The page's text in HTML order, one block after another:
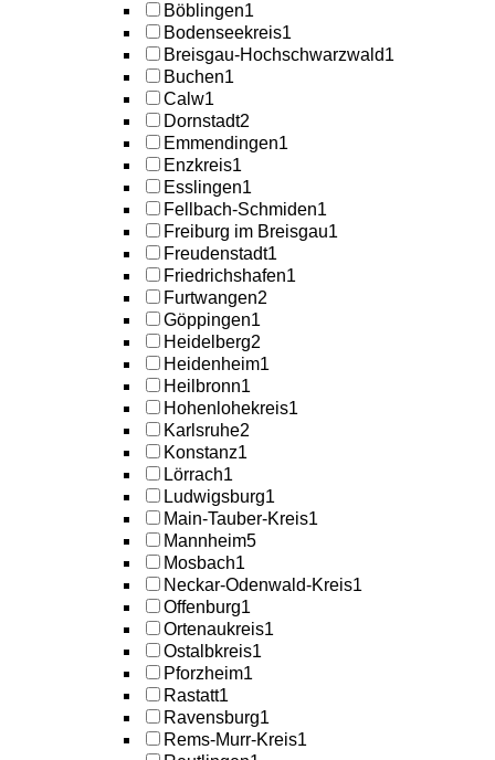
Böblingen1
Bodenseekreis1
Breisgau-Hochschwarzwald1
Buchen1
Calw1
Dornstadt2
Emmendingen1
Enzkreis1
Esslingen1
Fellbach-Schmiden1
Freiburg im Breisgau1
Freudenstadt1
Friedrichshafen1
Furtwangen2
Göppingen1
Heidelberg2
Heidenheim1
Heilbronn1
Hohenlohekreis1
Karlsruhe2
Konstanz1
Lörrach1
Ludwigsburg1
Main-Tauber-Kreis1
Mannheim5
Mosbach1
Neckar-Odenwald-Kreis1
Offenburg1
Ortenaukreis1
Ostalbkreis1
Pforzheim1
Rastatt1
Ravensburg1
Rems-Murr-Kreis1